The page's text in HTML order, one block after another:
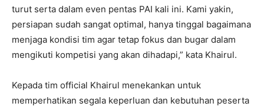
turut serta dalam even pentas PAI kali ini. Kami yakin,
persiapan sudah sangat optimal, hanya tinggal bagaimana
menjaga kondisi tim agar tetap fokus dan bugar dalam
mengikuti kompetisi yang akan dihadapi,” kata Khairul.
Kepada tim official Khairul menekankan untuk
memperhatikan segala keperluan dan kebutuhan peserta